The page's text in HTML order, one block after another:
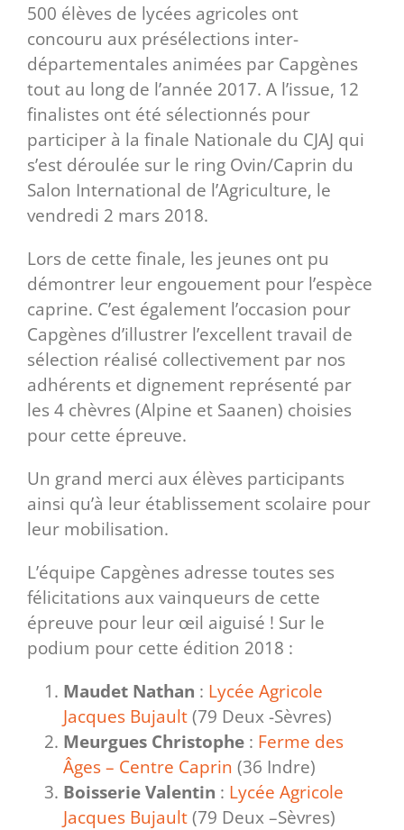
500 élèves de lycées agricoles ont
concouru aux présélections inter-
départementales animées par Capgènes
tout au long de l’année 2017. A l’issue, 12
finalistes ont été sélectionnés pour
participer à la finale Nationale du CJAJ qui
s’est déroulée sur le ring Ovin/Caprin du
Salon International de l’Agriculture, le
vendredi 2 mars 2018.
Lors de cette finale, les jeunes ont pu
démontrer leur engouement pour l’espèce
caprine. C’est également l’occasion pour
Capgènes d’illustrer l’excellent travail de
sélection réalisé collectivement par nos
adhérents et dignement représenté par
les 4 chèvres (Alpine et Saanen) choisies
pour cette épreuve.
Un grand merci aux élèves participants
ainsi qu’à leur établissement scolaire pour
leur mobilisation.
L’équipe Capgènes adresse toutes ses
félicitations aux vainqueurs de cette
épreuve pour leur œil aiguisé ! Sur le
podium pour cette édition 2018 :
Maudet Nathan : Lycée Agricole
Jacques Bujault(79 Deux -Sèvres)
Meurgues Christophe : Ferme des
Âges – Centre Caprin (36 Indre)
Boisserie Valentin : Lycée Agricole
Jacques Bujault(79 Deux –Sèvres)